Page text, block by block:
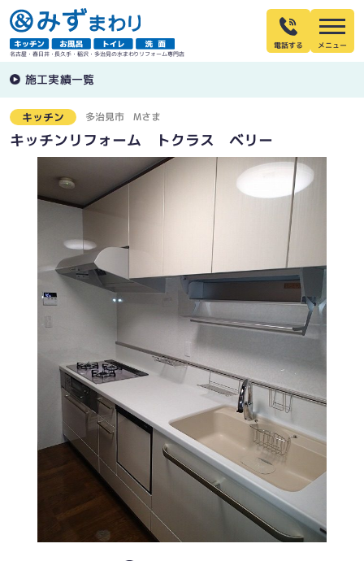
名古屋・春日井・長久手・稲沢・多治見の水まわりリフォーム専門店
電話する
施工実績一覧
キッチン 多治見市 Mさま
キッチンリフォーム トクラス ベリー
明るく機能性に優れたキッチンに